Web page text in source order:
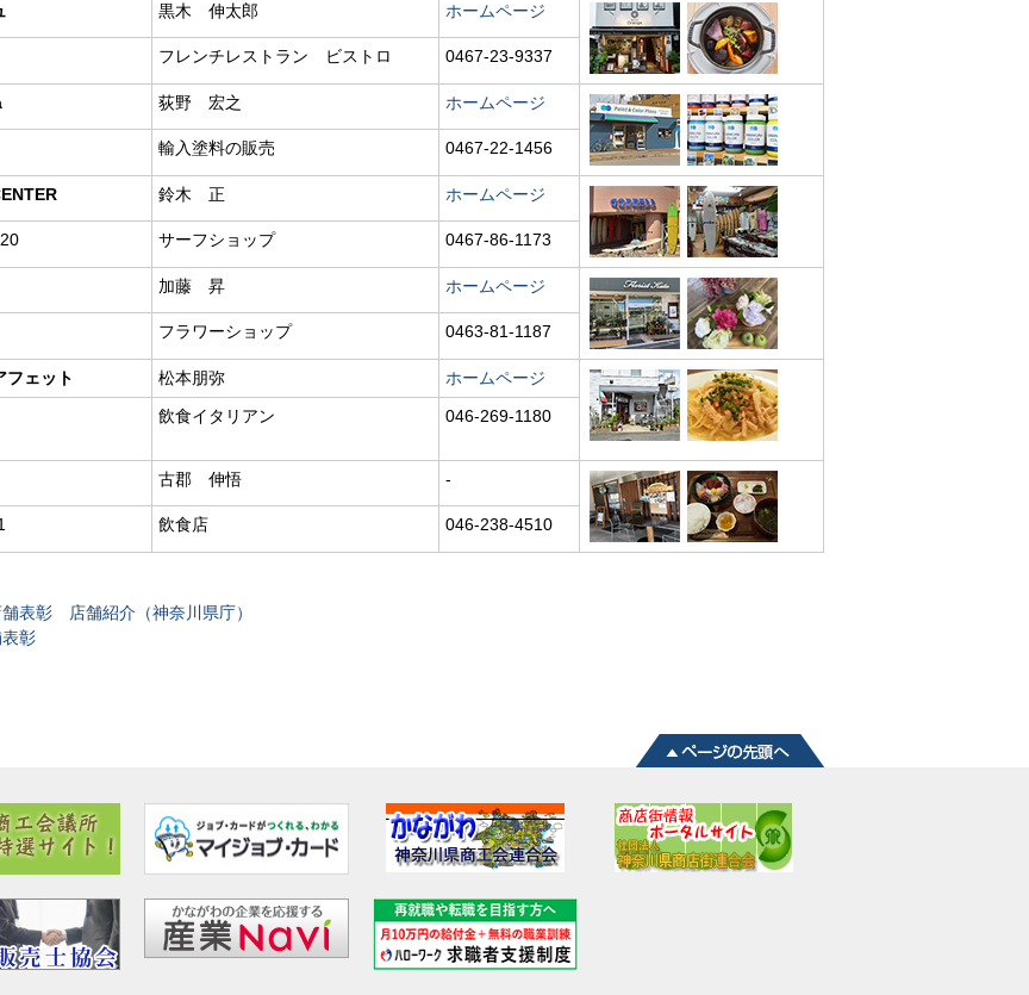
黒木 伸太郎 ホームページ
フレンチレストラン ビストロ 0467-23-9337
荻野 宏之 ホームページ
輸入塗料の販売 0467-22-1456
鈴木 正 ホームページ
サーフショップ 0467-86-1173
加藤 昇 ホームページ
フラワーショップ 0463-81-1187
フェット 松本朋弥
ホームページ
飲食イタリアン 046-269-1180
古郡 伸悟 -
飲食店 046-238-4510
表彰 店舗紹介（神奈川県庁）
彰